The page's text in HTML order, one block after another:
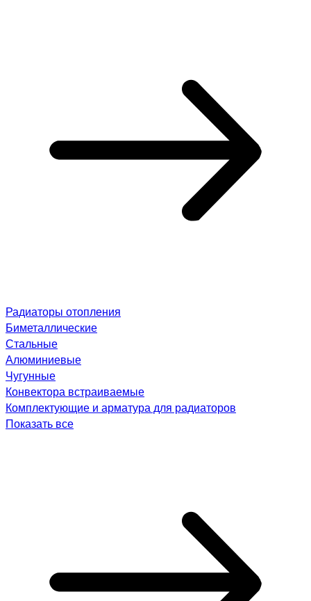
Радиаторы отопления
Биметаллические
Стальные
Алюминиевые
Чугунные
Конвектора встраиваемые
Комплектующие и арматура для радиаторов
Показать все